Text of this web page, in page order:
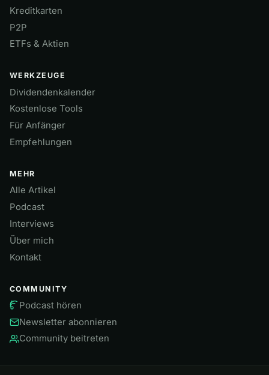
Kreditkarten
P2P
ETFs & Aktien
WERKZEUGE
Dividendenkalender
Kostenlose Tools
Für Anfänger
Empfehlungen
MEHR
Alle Artikel
Podcast
Interviews
Über mich
Kontakt
COMMUNITY
Podcast hören
Newsletter abonnieren
Community beitreten